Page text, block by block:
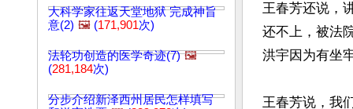
大科学家往返天堂地狱 完成神旨
意(2) 🖼️ (171,901次)
法轮功创造的医学奇迹(7) 🖼️
(281,184次)
分步介绍新泽西州居民怎样填写
王春芳还说，
还不上，被法
洪宇因为有坐
王春芳说，我